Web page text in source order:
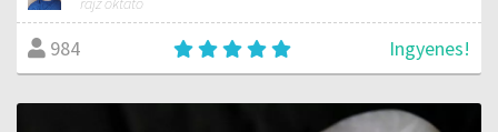
984 Ingyenes!